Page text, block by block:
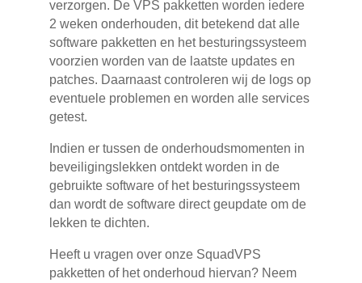
verzorgen. De VPS pakketten worden iedere
2 weken onderhouden, dit betekend dat alle
software pakketten en het besturingssysteem
voorzien worden van de laatste updates en
patches. Daarnaast controleren wij de logs op
eventuele problemen en worden alle services
getest.
Indien er tussen de onderhoudsmomenten in
beveiligingslekken ontdekt worden in de
gebruikte software of het besturingssysteem
dan wordt de software direct geupdate om de
lekken te dichten.
Heeft u vragen over onze SquadVPS
pakketten of het onderhoud hiervan? Neem